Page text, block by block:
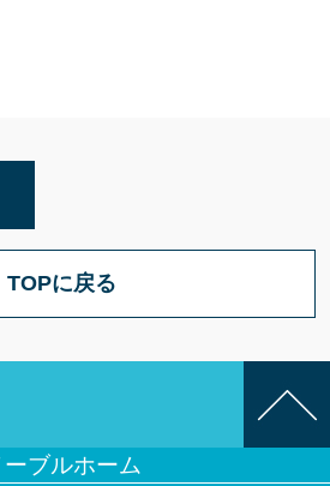
TOPに戻る
ーブルホーム